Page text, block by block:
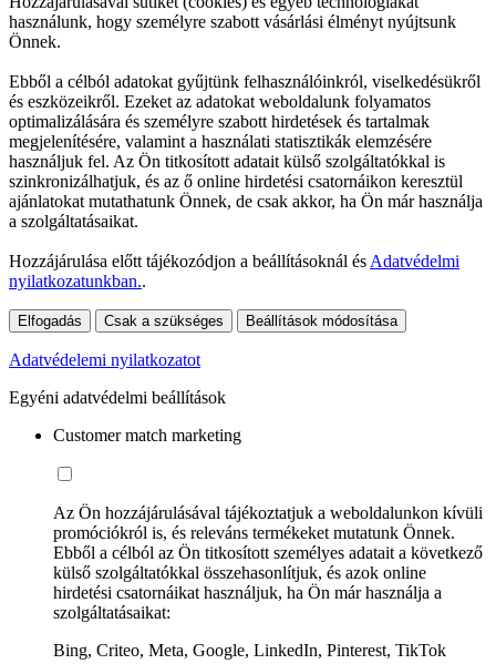
használunk, hogy személyre szabott vásárlási élményt nyújtsunk
Önnek.
Ebből a célból adatokat gyűjtünk felhasználóinkról, viselkedésükről
és eszközeikről. Ezeket az adatokat weboldalunk folyamatos
optimalizálására és személyre szabott hirdetések és tartalmak
megjelenítésére, valamint a használati statisztikák elemzésére
használjuk fel. Az Ön titkosított adatait külső szolgáltatókkal is
szinkronizálhatjuk, és az ő online hirdetési csatornáikon keresztül
ajánlatokat mutathatunk Önnek, de csak akkor, ha Ön már használja
a szolgáltatásaikat.
Hozzájárulása előtt tájékozódjon a beállításoknál és Adatvédelmi
nyilatkozatunkban..
Elfogadás Csak a szükséges Beállítások módosítása
Adatvédelemi nyilatkozatot
Egyéni adatvédelmi beállítások
Customer match marketing
Az Ön hozzájárulásával tájékoztatjuk a weboldalunkon kívüli
promóciókról is, és releváns termékeket mutatunk Önnek.
Ebből a célból az Ön titkosított személyes adatait a következő
külső szolgáltatókkal összehasonlítjuk, és azok online
hirdetési csatornáikat használjuk, ha Ön már használja a
szolgáltatásaikat:
Bing, Criteo, Meta, Google, LinkedIn, Pinterest, TikTok